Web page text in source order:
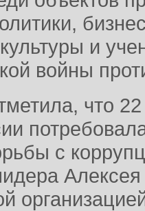
и
войны
что
с